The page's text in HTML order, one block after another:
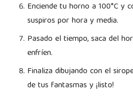
Enciende tu horno a 100°C y
suspiros por hora y media.
Pasado el tiempo, saca del
enfríen.
Finaliza dibujando con el
de tus fantasmas y ¡listo!